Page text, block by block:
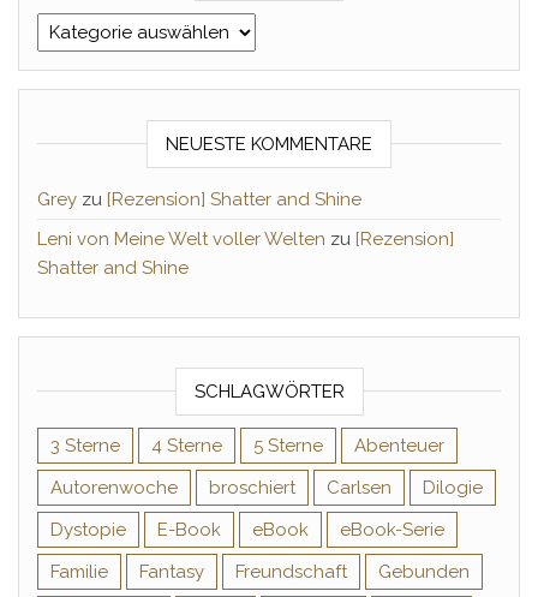
Kategorien
NEUESTE KOMMENTARE
Grey zu [Rezension] Shatter and Shine
Leni von Meine Welt voller Welten zu [Rezension]
Shatter and Shine
SCHLAGWÖRTER
3 Sterne 4 Sterne 5 Sterne
Abenteuer
Autorenwoche
broschiert Carlsen
Dilogie
Dystopie
E-Book eBook
eBook-Serie
Familie
Fantasy Freundschaft
Gebunden